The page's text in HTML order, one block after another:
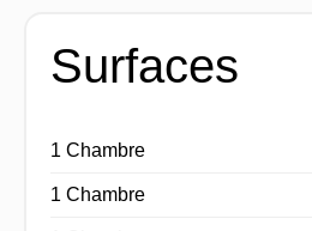
Surfaces
1 Chambre
1 Chambre